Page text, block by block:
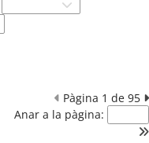
Pàgina 1 de 95
Anar a la pàgina: